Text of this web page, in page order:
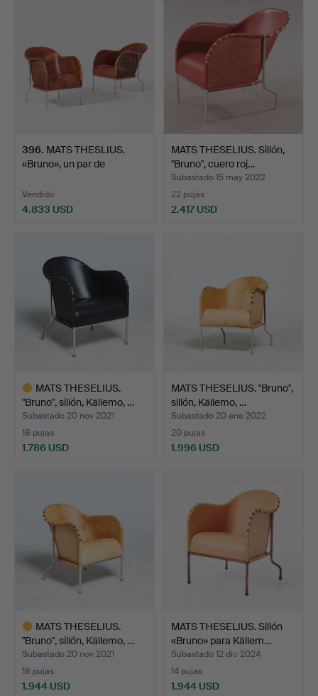
396. MATS THESLIUS.
«Bruno», un par de
Vendido
4.833 USD
MATS THESELIUS. Sillón,
"Bruno", cuero roj…
Subastado 15 may 2022
22 pujas
2.417 USD
MATS THESELIUS.
"Bruno", sillón, Källemo, …
Subastado 20 nov 2021
18 pujas
1.786 USD
MATS THESELIUS. "Bruno",
sillón, Källemo, …
Subastado 20 ene 2022
20 pujas
1.996 USD
MATS THESELIUS.
"Bruno", sillón, Källemo, …
Subastado 20 nov 2021
18 pujas
1.944 USD
MATS THESELIUS. Sillón
«Bruno» para Källem…
Subastado 12 dic 2024
14 pujas
1.944 USD